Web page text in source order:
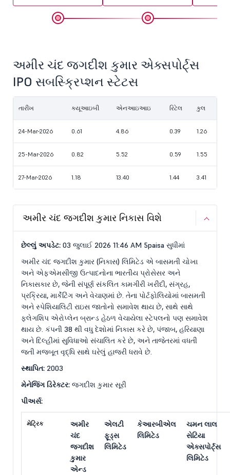
અમીર ચંદ જગદીશ કુમાર એક્સપોર્ટ્સ
IPO સબસ્ક્રિપ્શન સ્ટેટસ
તારીખ ક્યૂઆઇબી એનઆઇઆઇ રિટેલ કુલ
24-Mar-2026 0.61 4.86 0.39 1.26
25-Mar-2026 0.82 5.52 0.59 1.55
27-Mar-2026 1.18 13.40 1.44 3.41
અમીર ચંદ જગદીશ કુમાર નિકાસ વિશે
છેલ્લું અપડેટ: 03 જુલાઈ 2026 11:46 AM 5paisa સુધીમાં
અમીર ચંદ જગદીશ કુમાર (નિકાસ) લિમિટેડ એ બાસમતી ચોખા
અને એફએમસીજી ઉત્પાદનોના ભારતીય પ્રોસેસર અને
નિકાસકાર છે, જેની સંપૂર્ણ સંકલિત કામગીરી ખરીદી, સંગ્રહ,
પ્રક્રિયા, માર્કેટિંગ અને વેચાણમાં છે. તેના પોર્ટફોલિયોમાં બાસમતી
અને સ્પેશિયાલિટી રાઇસ જાતોનો સમાવેશ થાય છે, સાથે સાથે
ફ્લેગશિપ એરોપ્લેન બ્રાન્ડ હેઠળ વેચાયેલા સ્ટેપલનો પણ સમાવેશ
થાય છે. કંપની 38 થી વધુ દેશોમાં નિકાસ કરે છે, પંજાબ, હરિયાણા
અને દિલ્હીમાં સુવિધાઓ સંચાલિત કરે છે, અને તાજેતરમાં વધતી
જતી મજબૂત વૃદ્ધિ સાથે ઘરેલું હાજરી ધરાવે છે.
સ્થાપિત: 2003
મેનેજિંગ ડિરેક્ટર: જગદીશ કુમાર સૂરી
પીઅર્સ:
મેટ્રિક
અમીર
ચંદ
જગદીશ
કુમાર
એન્ડ
એલટી
ફૂડ્સ
લિમિટેડ
કેઆરબીએલ
લિમિટેડ
ચમન લાલ
સેટિયા
એક્સપોર્ટ્સ
લિમિટેડ